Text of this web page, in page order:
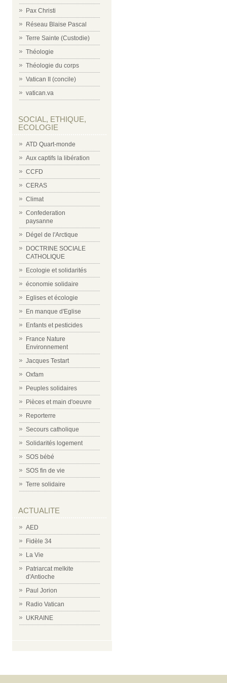
Pax Christi
Réseau Blaise Pascal
Terre Sainte (Custodie)
Théologie
Théologie du corps
Vatican II (concile)
vatican.va
SOCIAL, ETHIQUE,
ECOLOGIE
ATD Quart-monde
Aux captifs la libération
CCFD
CERAS
Climat
Confederation
paysanne
Dégel de l'Arctique
DOCTRINE SOCIALE
CATHOLIQUE
Ecologie et solidarités
économie solidaire
Eglises et écologie
En manque d'Eglise
Enfants et pesticides
France Nature
Environnement
Jacques Testart
Oxfam
Peuples solidaires
Pièces et main d'oeuvre
Reporterre
Secours catholique
Solidarités logement
SOS bébé
SOS fin de vie
Terre solidaire
ACTUALITE
AED
Fidèle 34
La Vie
Patriarcat melkite
d'Antioche
Paul Jorion
Radio Vatican
UKRAINE